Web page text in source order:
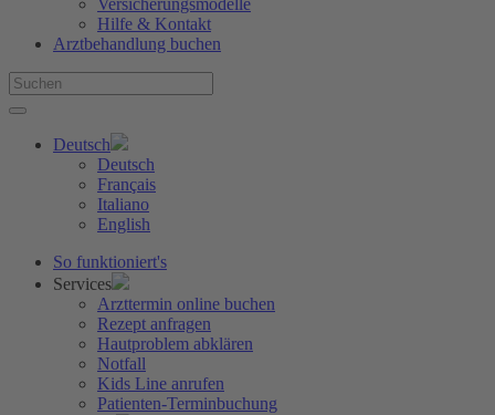
Versicherungsmodelle
Hilfe & Kontakt
Arztbehandlung buchen
Deutsch
Deutsch
Français
Italiano
English
So funktioniert's
Services
Arzttermin online buchen
Rezept anfragen
Hautproblem abklären
Notfall
Kids Line anrufen
Patienten-Terminbuchung